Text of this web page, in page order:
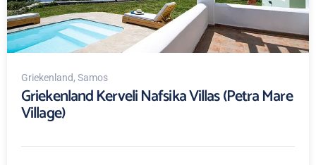
Griekenland, Samos
Griekenland Kerveli Nafsika Villas (Petra Mare
Village)